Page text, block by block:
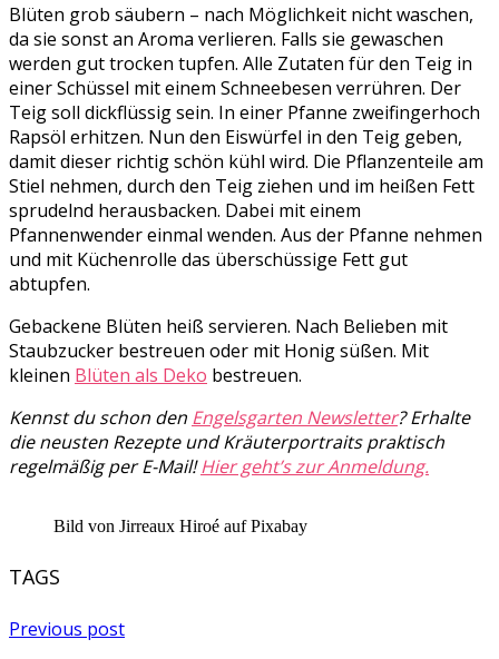
Blüten grob säubern – nach Möglichkeit nicht waschen,
da sie sonst an Aroma verlieren. Falls sie gewaschen
werden gut trocken tupfen. Alle Zutaten für den Teig in
einer Schüssel mit einem Schneebesen verrühren. Der
Teig soll dickflüssig sein. In einer Pfanne zweifingerhoch
Rapsöl erhitzen. Nun den Eiswürfel in den Teig geben,
damit dieser richtig schön kühl wird. Die Pflanzenteile am
Stiel nehmen, durch den Teig ziehen und im heißen Fett
sprudelnd herausbacken. Dabei mit einem
Pfannenwender einmal wenden. Aus der Pfanne nehmen
und mit Küchenrolle das überschüssige Fett gut
abtupfen.
Gebackene Blüten heiß servieren. Nach Belieben mit
Staubzucker bestreuen oder mit Honig süßen. Mit
kleinen Blüten als Deko bestreuen.
Kennst du schon den Engelsgarten Newsletter? Erhalte
die neusten Rezepte und Kräuterportraits praktisch
regelmäßig per E-Mail!Hier geht’s zur Anmeldung.
Bild von Jirreaux Hiroé auf Pixabay
TAGS
Previous post